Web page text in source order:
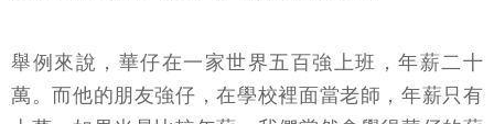
舉例來說，華仔在一家世界五百強上班，年薪二十
萬。而他的朋友強仔，在學校裡面當老師，年薪只有